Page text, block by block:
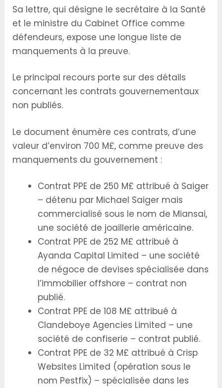
Sa lettre, qui désigne le secrétaire à la Santé
et le ministre du Cabinet Office comme
défendeurs, expose une longue liste de
manquements à la preuve.
Le principal recours porte sur des détails
concernant les contrats gouvernementaux
non publiés.
Le document énumère ces contrats, d’une
valeur d’environ 700 M£, comme preuve des
manquements du gouvernement :
Contrat PPE de 250 M£ attribué à Saiger
– détenu par Michael Saiger mais
commercialisé sous le nom de Miansai,
une société de joaillerie américaine.
Contrat PPE de 252 M£ attribué à
Ayanda Capital Limited – une société
de négoce de devises spécialisée dans
l’immobilier offshore – contrat non
publié.
Contrat PPE de 108 M£ attribué à
Clandeboye Agencies Limited – une
société de confiserie – contrat publié.
Contrat PPE de 32 M£ attribué à Crisp
Websites Limited (opération sous le
nom Pestfix) – spécialisée dans les